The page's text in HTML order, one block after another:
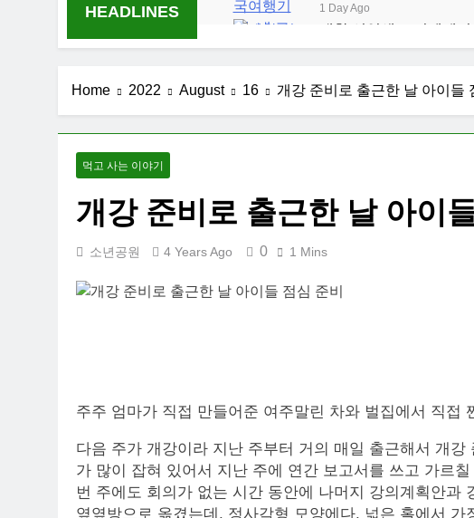
HEADLINES 1 Day Ago
대학 신입생 오리엔테
3 Weeks Ago
Home 2022 August 16 개강 준비로 출근한 날 아이들
먹고 사는 이야기
개강 준비로 출근한 날 아이
소년공원 4 Years Ago 0 1 Mins
주주 엄마가 직접 만들어준 여주말린 차와 벌집에서 직접
다음 주가 개강이라 지난 주부터 거의 매일 출근해서 개
가 많이 잡혀 있어서 지난 주에 연간 보고서를 쓰고 가르
번 주에도 회의가 없는 시간 동안에 나머지 강의계획안과
옆옆방으로 옮겼는데, 정사각형 모양에다, 넓은 홀에서